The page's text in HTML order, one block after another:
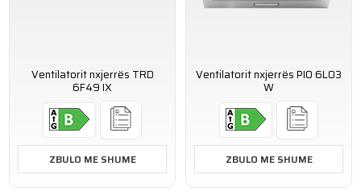
Ventilatorit nxjerrës TRD
6F49 IX
ZBULO ME SHUME
Ventilatorit nxjerrës PIO 6L03
W
ZBULO ME SHUME